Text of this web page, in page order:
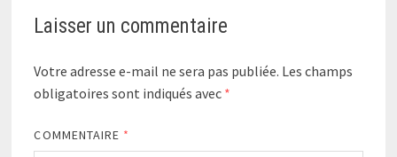
Laisser un commentaire
Votre adresse e-mail ne sera pas publiée. Les champs
obligatoires sont indiqués avec *
COMMENTAIRE *